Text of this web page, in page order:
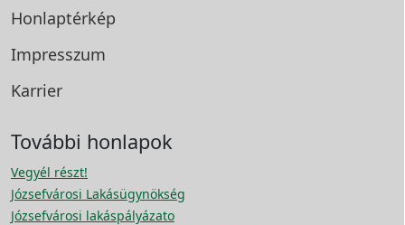
Honlaptérkép
Impresszum
Karrier
További honlapok
Vegyél részt!
Józsefvárosi Lakásügynökség
Józsefvárosi lakáspályázato